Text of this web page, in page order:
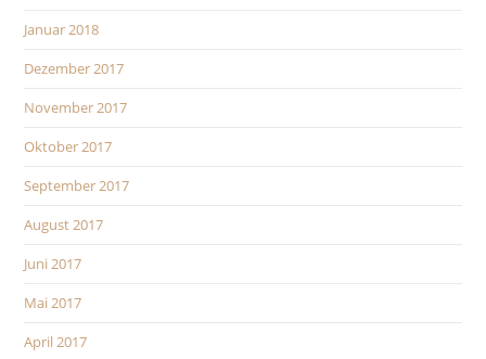
Januar 2018
Dezember 2017
November 2017
Oktober 2017
September 2017
August 2017
Juni 2017
Mai 2017
April 2017